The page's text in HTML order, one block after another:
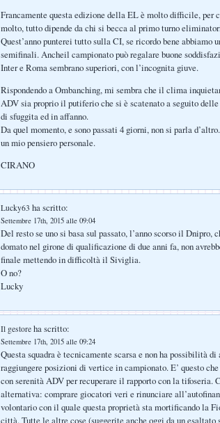
Francamente questa edizione della EL è molto difficile, per
molto, tutto dipende da chi si becca al primo turno
Quest’anno punterei tutto sulla CI, se ricordo bene abbiamo
semifinali. Ancheil campionato può regalare buone
Inter e Roma sembrano superiori, con l’incognita giuve.
Rispondendo a Ombanching, mi sembra che il clima
ADV sia proprio il putiferio che si è scatenato a seguito delle
di sfuggita ed in affanno.
Da quel momento, e sono passati 4 giorni, non si parla
un mio pensiero personale.
CIRANO
Lucky63 ha scritto:
Settembre 17th, 2015 alle 09:04
Del resto se uno si basa sul passato, l’anno scorso il Dnipro,
domato nel girone di qualificazione di due anni fa, non
finale mettendo in difficoltà il Siviglia.
O no?
Lucky
Il gestore ha scritto:
Settembre 17th, 2015 alle 09:24
Questa squadra è tecnicamente scarsa e non ha possibilità
raggiungere posizioni di vertice in campionato. E’ questo
con serenità ADV per recuperare il rapporto con la tifoseria.
alternativa: comprare giocatori veri e rinunciare
volontario con il quale questa proprietà sta mortificando la
città. Tutte le altre cose (suggerite anche oggi da un